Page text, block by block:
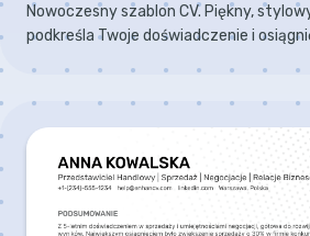
Nowoczesny szablon CV. Piękny,
podkreśla Twoje doświadczenie i